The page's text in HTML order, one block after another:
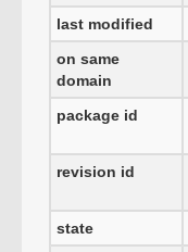
last modified
on same
domain
package id
revision id
state